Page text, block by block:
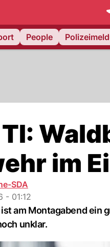
People
im
SDA
- 01:12
am Montagabend
unklar.